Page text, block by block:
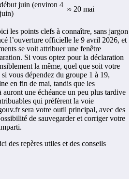
début juin (environ 4
juin)
≈ 20 mai
les points clefs à connaître, sans jargon
l’ouverture officielle le 9 avril 2026, et
se voit attribuer une fenêtre
Si vous optez pour la déclaration
la même, quel que soit votre
vous dépendez du groupe 1 à 19,
en fin de mai, tandis que les
auront une échéance un peu plus tardive
qui préfèrent la voie
sera votre outil principal, avec des
de sauvegarder et corriger votre
des repères utiles et des conseils